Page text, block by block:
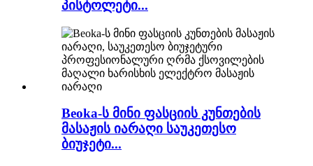
პისტოლეტი...
Beoka-ს მინი ფასციის კუნთების
მასაჟის იარაღი საუკეთესო
ბიუჯეტი...